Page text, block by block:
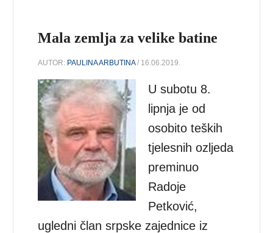
Mala zemlja za velike batine
AUTOR: PAULINA ARBUTINA/ 16.06.2019.
U subotu 8.
lipnja je od
osobito teških
tjelesnih ozljeda
preminuo
Radoje
Petković,
ugledni član srpske zajednice iz